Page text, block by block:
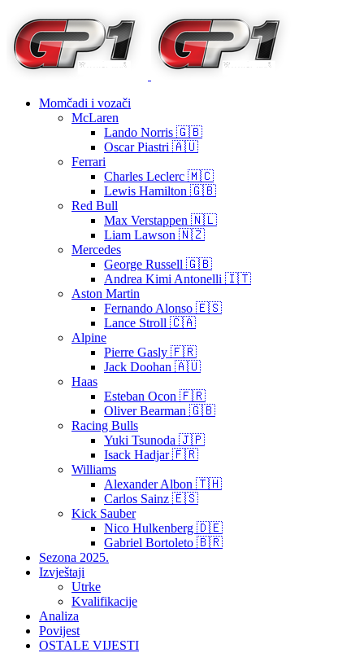
Momčadi i vozači
McLaren
Lando Norris 🇬🇧
Oscar Piastri 🇦🇺
Ferrari
Charles Leclerc 🇲🇨
Lewis Hamilton 🇬🇧
Red Bull
Max Verstappen 🇳🇱
Liam Lawson 🇳🇿
Mercedes
George Russell 🇬🇧
Andrea Kimi Antonelli 🇮🇹
Aston Martin
Fernando Alonso 🇪🇸
Lance Stroll 🇨🇦
Alpine
Pierre Gasly 🇫🇷
Jack Doohan 🇦🇺
Haas
Esteban Ocon 🇫🇷
Oliver Bearman 🇬🇧
Racing Bulls
Yuki Tsunoda 🇯🇵
Isack Hadjar 🇫🇷
Williams
Alexander Albon 🇹🇭
Carlos Sainz 🇪🇸
Kick Sauber
Nico Hulkenberg 🇩🇪
Gabriel Bortoleto 🇧🇷
Sezona 2025.
Izvještaji
Utrke
Kvalifikacije
Analiza
Povijest
OSTALE VIJESTI